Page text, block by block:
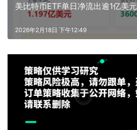
美比特币ETF单日净流出逾1亿美元
2026年2月18日 下午12:49